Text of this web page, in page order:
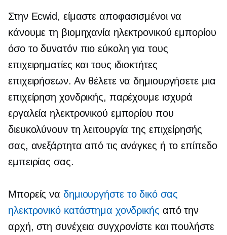
Στην Ecwid, είμαστε αποφασισμένοι να
κάνουμε τη βιομηχανία ηλεκτρονικού εμπορίου
όσο το δυνατόν πιο εύκολη για τους
επιχειρηματίες και τους ιδιοκτήτες
επιχειρήσεων. Αν θέλετε να δημιουργήσετε μια
επιχείρηση χονδρικής, παρέχουμε ισχυρά
εργαλεία ηλεκτρονικού εμπορίου που
διευκολύνουν τη λειτουργία της επιχείρησής
σας, ανεξάρτητα από τις ανάγκες ή το επίπεδο
εμπειρίας σας.
Μπορείς να δημιουργήστε το δικό σας
ηλεκτρονικό κατάστημα χονδρικής από την
αρχή, στη συνέχεια συγχρονίστε και πουλήστε